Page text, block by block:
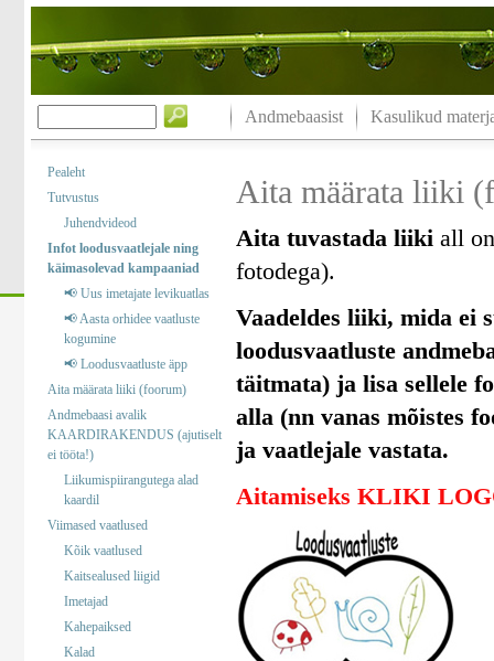
Andmebaasist Kasulikud
Pealeht
Tutvustus
Juhendvideod
Infot loodusvaatlejale ning
käimasolevad kampaaniad
📢 Uus imetajate levikuatlas
📢 Aasta orhidee vaatluste
kogumine
📢 Loodusvaatluste äpp
Aita määrata liiki (foorum)
Andmebaasi avalik
KAARDIRAKENDUS (ajutiselt
ei tööta!)
Liikumispiirangutega alad
kaardil
Viimased vaatlused
Kõik vaatlused
Kaitsealused liigid
Imetajad
Kahepaiksed
Kalad
Aita määrata liiki
Aita tuvastada liikiall on
fotodega).
Vaadeldes liiki, mida ei
loodusvaatluste
täitmata) ja lisa sellele
alla (nn vanas mõistes
ja vaatlejale vastata.
Aitamiseks KLIKI